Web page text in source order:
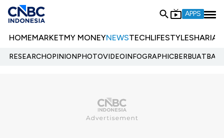
APPS
HOMEMARKETMY MONEYNEWSTECHLIFESTYLESHARIA
RESEARCHOPINIONPHOTOVIDEOINFOGRAPHIC